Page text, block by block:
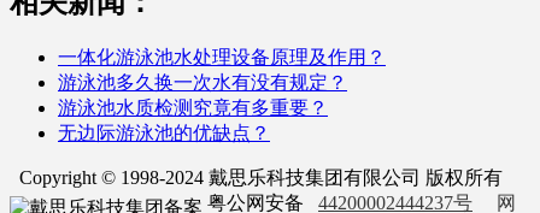
一体化游泳池水处理设备原理及作用？
游泳池多久换一次水有没有规定？
游泳池水质检测究竟有多重要？
无边际游泳池的优缺点？
Copyright © 1998-2024 戴思乐科技集团有限公司 版权所有
粤公网安备 44200002444237号 网